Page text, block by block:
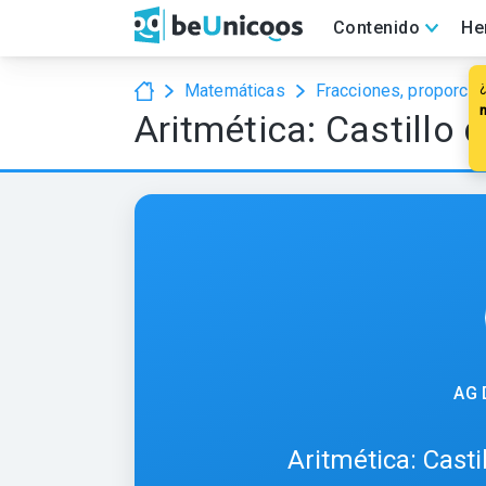
Contenido
Matemáticas Fracciones,
Aritmética: Castillo
AG
Aritmética: